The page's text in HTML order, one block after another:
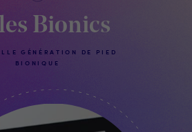
Bionics
GÉNÉRATION DE PIED
BIONIQUE